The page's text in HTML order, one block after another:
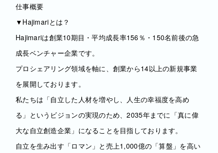
仕事概要
▼Hajimariとは？
Hajimariは創業10期目・平均成長率156％・150名前後の急
成長ベンチャー企業です。
プロシェアリング領域を軸に、創業から14以上の新規事業
を展開しております。
私たちは「自立した人材を増やし、人生の幸福度を高め
る」というビジョンの実現のため、2035年までに「真に偉
大な自立創造企業」になることを目指しております。
自立を生み出す「ロマン」と売上1,000億の「算盤」を高い